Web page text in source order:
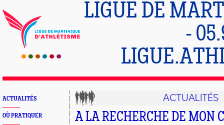
LIGUE DE
-
ACTUALITÉS
OÙ PRATIQUER
ACTUALITÉS
A LA RECHERCHE DE MON